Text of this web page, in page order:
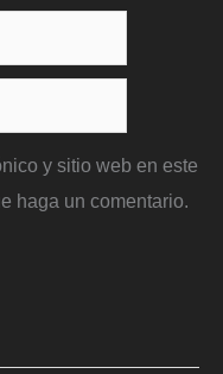
y sitio web en este
haga un comentario.